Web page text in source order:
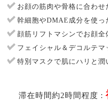
お顔の筋肉や骨格に合わせ
幹細胞やDMAE成分を使っ
顔筋リフトマシンでお顔全
フェイシャル＆デコルテ
特別マスクで肌にハリと潤
滞在時間約2時間程度 :